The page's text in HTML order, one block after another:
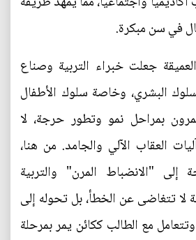
في سن مبكرة.
جعلت خبراء التربية وصناع
البشري، وخاصة سلوك الأطفال
بمراحل نمو وتطور حرجة، لا
العقاب الآلي والجامد. من هنا،
إلى "الانضباط المرن" والتربية
لا تتغاضى عن الخطأ، بل تحوله إلى
مع الطالب ككائن يمر بمرحلة